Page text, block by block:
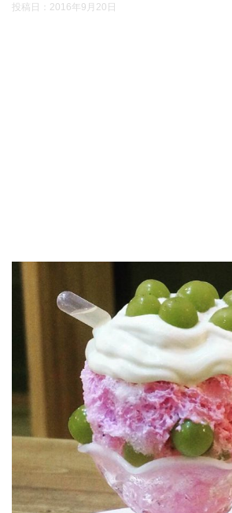
投稿日： 2016年9月20日